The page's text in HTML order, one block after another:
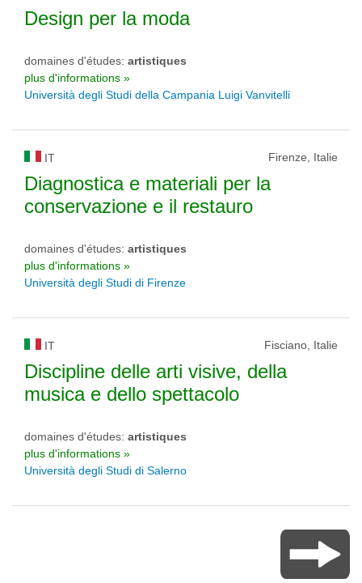
Design per la moda
domaines d'études: artistiques
plus d'informations »
Università degli Studi della Campania Luigi Vanvitelli
IT Firenze, Italie
Diagnostica e materiali per la
conservazione e il restauro
domaines d'études: artistiques
plus d'informations »
Università degli Studi di Firenze
IT Fisciano, Italie
Discipline delle arti visive, della
musica e dello spettacolo
domaines d'études: artistiques
plus d'informations »
Università degli Studi di Salerno